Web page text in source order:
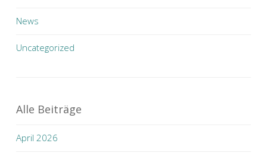
News
Uncategorized
Alle Beiträge
April 2026